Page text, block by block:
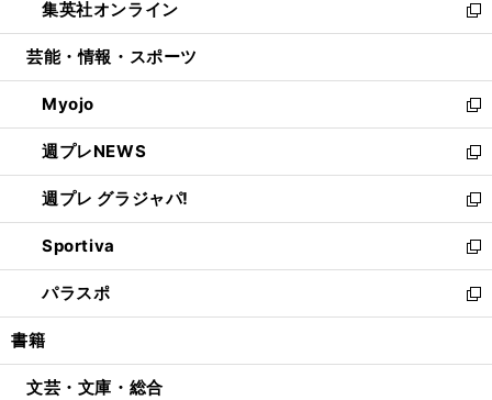
く
で
開
ド
ウ
開
く
ィ
ン
ウ
で
開
く
い
ウ
ン
ド
ウ
で
開
く
集英社オンライン
新
し
ウ
ィ
ン
ド
ウ
で
開
く
芸能・情報・スポーツ
Myojo
新
し
い
ウ
ィ
ン
ド
ウ
で
開
週プレNEWS
新
し
い
ウ
ィ
ン
ド
ウ
開
週プレ グラジャパ!
新
し
い
ウ
ィ
ン
ウ
Sportiva
新
し
い
ウ
ン
パラスポ
新
し
ウ
書籍
文芸・文庫・総合